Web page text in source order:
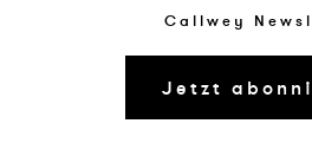
Callwey
Jetzt